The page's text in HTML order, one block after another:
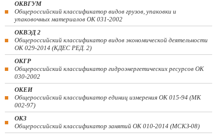
ОКВГУМ
Общероссийский классификатор видов грузов, упаковки и
упаковочных материалов ОК 031-2002
ОКВЭД 2
Общероссийский классификатор видов экономической деятельности
ОК 029-2014 (КДЕС РЕД. 2)
ОКГР
Общероссийский классификатор гидроэнергетических ресурсов ОК
030-2002
ОКЕИ
Общероссийский классификатор единиц измерения ОК 015-94 (МК
002-97)
ОКЗ
Общероссийский классификатор занятий ОК 010-2014 (МСКЗ-08)